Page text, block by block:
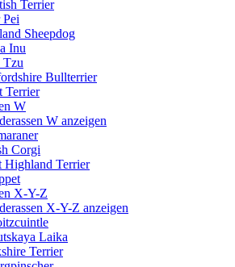
Terrier
Pei
Sheepdog
Inu
Tzu
Bullterrier
Terrier
W
W anzeigen
Corgi
Highland Terrier
X-Y-Z
X-Y-Z anzeigen
Laika
Terrier